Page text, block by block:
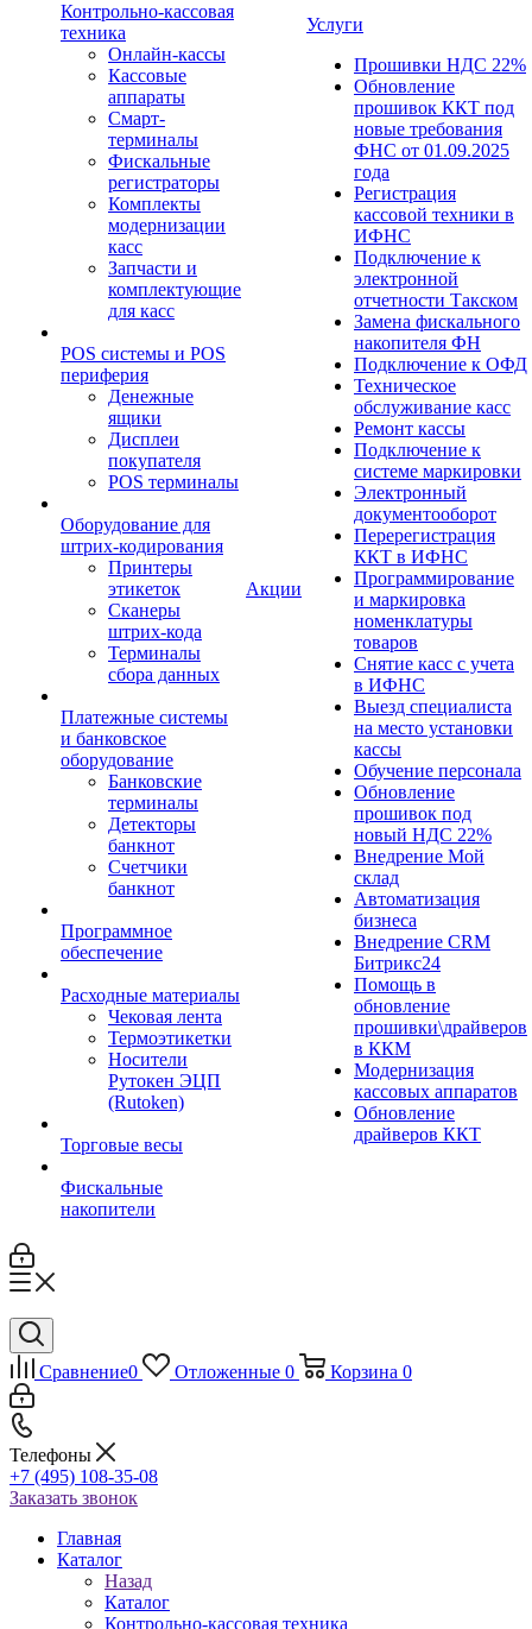
Контрольно-кассовая
техника
Онлайн-кассы
Кассовые
аппараты
Смарт-
терминалы
Фискальные
регистраторы
Комплекты
модернизации
касс
Запчасти и
комплектующие
для касс
POS системы и POS
периферия
Денежные
ящики
Дисплеи
покупателя
POS терминалы
Оборудование для
штрих-кодирования
Принтеры
этикеток
Сканеры
штрих-кода
Терминалы
сбора данных
Платежные системы
и банковское
оборудование
Банковские
терминалы
Детекторы
банкнот
Счетчики
банкнот
Программное
обеспечение
Расходные материалы
Чековая лента
Термоэтикетки
Носители
Рутокен ЭЦП
(Rutoken)
Торговые весы
Фискальные
накопители
Акции
Услуги
Прошивки НДС 22%
Обновление
прошивок ККТ под
новые требования
ФНС от 01.09.2025
года
Регистрация
кассовой техники в
ИФНС
Подключение к
электронной
отчетности Такском
Замена фискального
накопителя ФН
Подключение к ОФД
Техническое
обслуживание касс
Ремонт кассы
Подключение к
системе маркировки
Электронный
документооборот
Перерегистрация
ККТ в ИФНС
Программирование
и маркировка
номенклатуры
товаров
Снятие касс с учета
в ИФНС
Выезд специалиста
на место установки
кассы
Обучение персонала
Обновление
прошивок под
новый НДС 22%
Внедрение Мой
склад
Автоматизация
бизнеса
Внедрение CRM
Битрикс24
Помощь в
обновление
прошивки\драйверов
в ККМ
Модернизация
кассовых аппаратов
Обновление
драйверов ККТ
Сравнение0 Отложенные 0 Корзина 0
Телефоны
+7 (495) 108-35-08
Заказать звонок
Главная
Каталог
Назад
Каталог
Контрольно-кассовая техника